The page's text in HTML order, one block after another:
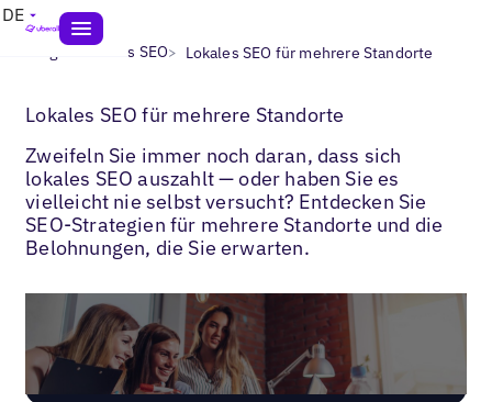
DE
Blogs> Lokales SEO> Lokales SEO für mehrere Standorte
Lokales SEO für mehrere Standorte
Zweifeln Sie immer noch daran, dass sich
lokales SEO auszahlt — oder haben Sie es
vielleicht nie selbst versucht? Entdecken Sie
SEO-Strategien für mehrere Standorte und die
Belohnungen, die Sie erwarten.